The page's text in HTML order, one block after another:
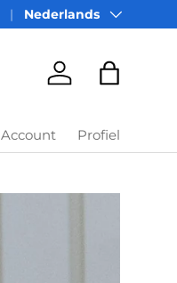
Taal
Nederlands
AccountTas
Account Profiel